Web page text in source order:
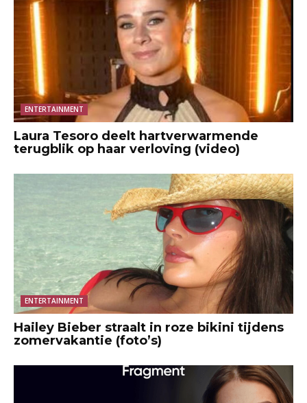
ENTERTAINMENT
Laura Tesoro deelt hartverwarmende
terugblik op haar verloving (video)
ENTERTAINMENT
Hailey Bieber straalt in roze bikini tijdens
zomervakantie (foto’s)